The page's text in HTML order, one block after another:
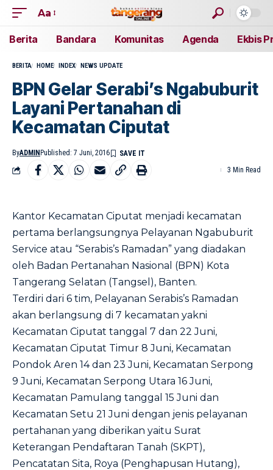
Aa
Berita Bandara Komunitas Agenda Ekbis
BERITA HOME INDEX NEWS UPDATE
BPN Gelar Serabi’s Ngabuburit
Layani Pertanahan di
Kecamatan Ciputat
ByADMIN Published: 7 Juni, 2016
3 Min Read
Kantor Kecamatan Ciputat menjadi kecamatan
pertama berlangsungnya Pelayanan Ngabuburit
Service atau “Serabis’s Ramadan” yang diadakan
oleh Badan Pertanahan Nasional (BPN) Kota
Tangerang Selatan (Tangsel), Banten.
Terdiri dari 6 tim, Pelayanan Serabis’s Ramadan
akan berlangsung di 7 kecamatan yakni
Kecamatan Ciputat tanggal 7 dan 22 Juni,
Kecamatan Ciputat Timur 8 Juni, Kecamatan
Pondok Aren 14 dan 23 Juni, Kecamatan Serpong
9 Juni, Kecamatan Serpong Utara 16 Juni,
Kecamatan Pamulang tanggal 15 Juni dan
Kecamatan Setu 21 Juni dengan jenis pelayanan
pertahanan yang diberikan yaitu Surat
Keterangan Pendaftaran Tanah (SKPT),
Pencatatan Sita, Roya (Penghapusan Hutang),